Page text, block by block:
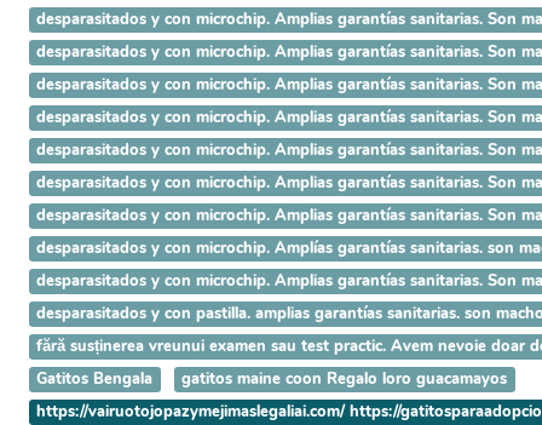
desparasitados y con microchip. Amplias garantías sanitarias. Son
desparasitados y con microchip. Amplias garantías sanitarias. Son
desparasitados y con microchip. Amplias garantías sanitarias. Son
desparasitados y con microchip. Amplias garantías sanitarias. Son
desparasitados y con microchip. Amplias garantías sanitarias. Son
desparasitados y con microchip. Amplias garantías sanitarias. Son
desparasitados y con microchip. Amplias garantías sanitarias.
desparasitados y con microchip. Amplías garantías sanitarias. son
desparasitados y con microchip. Amplias garantías sanitarias. Son
desparasitados y con pastilla. amplias garantías sanitarias. son
fără susținerea vreunui examen sau test practic. Avem nevoie doar
Gatitos Bengala
gatitos maine coon Regalo loro guacamayos
https://vairuotojopazymejimaslegaliai.com/ https://